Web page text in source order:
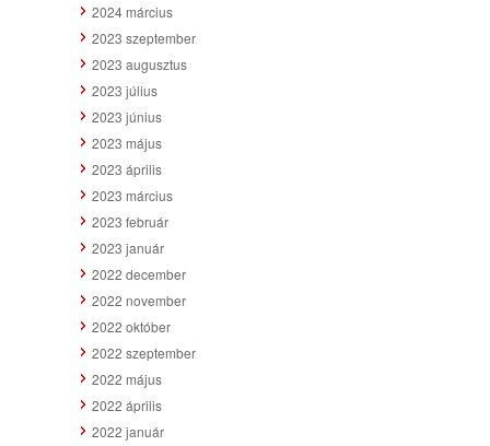
2024 március
2023 szeptember
2023 augusztus
2023 július
2023 június
2023 május
2023 április
2023 március
2023 február
2023 január
2022 december
2022 november
2022 október
2022 szeptember
2022 május
2022 április
2022 január